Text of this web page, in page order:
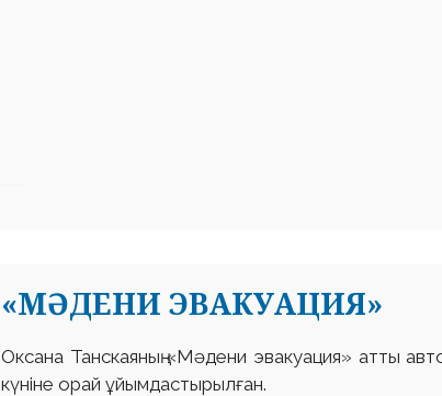
«МӘДЕНИ ЭВАКУАЦИЯ»
Оксана Танскаяның «Мәдени эвакуация» атты
күніне орай ұйымдастырылған.